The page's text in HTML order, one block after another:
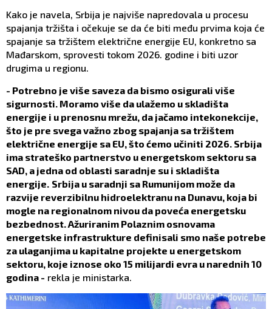
Kako je navela, Srbija je najviše napredovala u procesu
spajanja tržišta i očekuje se da će biti među prvima koja će
spajanje sa tržištem električne energije EU, konkretno sa
Mađarskom, sprovesti tokom 2026. godine i biti uzor
drugima u regionu.
- Potrebno je više saveza da bismo osigurali više
sigurnosti. Moramo više da ulažemo u skladišta
energije i u prenosnu mrežu, da jačamo intekonekcije,
što je pre svega važno zbog spajanja sa tržištem
električne energije sa EU, što ćemo učiniti 2026. Srbija
ima strateško partnerstvo u energetskom sektoru sa
SAD, a jedna od oblasti saradnje su i skladišta
energije. Srbija u saradnji sa Rumunijom može da
razvije reverzibilnu hidroelektranu na Dunavu, koja bi
mogle na regionalnom nivou da poveća energetsku
bezbednost. Ažuriranim Polaznim osnovama
energetske infrastrukture definisali smo naše potrebe
za ulaganjima u kapitalne projekte u energetskom
sektoru, koje iznose oko 15 milijardi evra u narednih 10
godina - rekla je ministarka.